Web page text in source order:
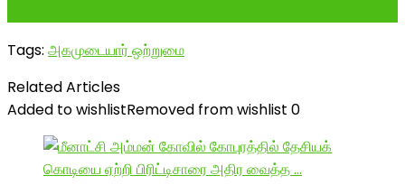
Tags: அகமுடையார் ஒற்றுமை
Related Articles
Added to wishlistRemoved from wishlist 0